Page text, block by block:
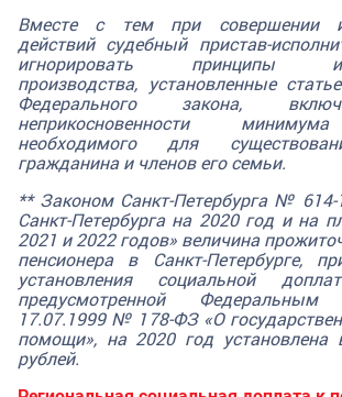
Вместе с тем при совершении
действий судебный пристав-
игнорировать принципы
производства, установленные
Федерального закона,
неприкосновенности
необходимого для
гражданина и членов его семьи.
** Законом Санкт-Петербурга №
Санкт-Петербурга на 2020 год и на
2021 и 2022 годов» величина
пенсионера в Санкт-Петербурге,
установления социальной
предусмотренной
17.07.1999 № 178-ФЗ «О
помощи», на 2020 год установлена
рублей.